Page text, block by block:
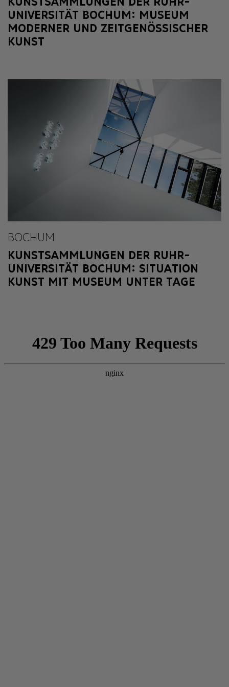
UNIVERSITÄT BOCHUM: MUSEUM
MODERNER UND ZEITGENÖSSISCHER
KUNST
BOCHUM
KUNSTSAMMLUNGEN DER RUHR-
UNIVERSITÄT BOCHUM: SITUATION
KUNST MIT MUSEUM UNTER TAGE